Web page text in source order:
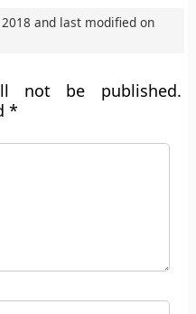
and last modified on
not be published.
*